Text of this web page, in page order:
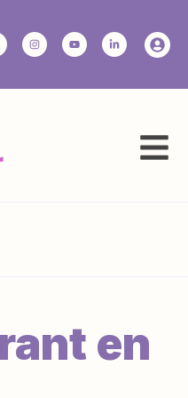
en